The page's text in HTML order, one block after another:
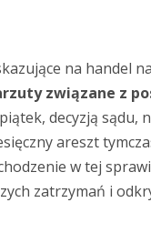
na handel
związane z
decyzją sądu,
areszt
w tej
zatrzymań i